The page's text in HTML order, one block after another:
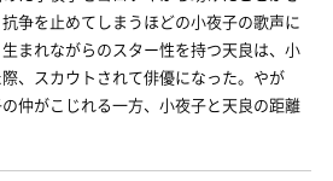
争を止めてしまうほどの小夜子の歌声に
まれながらのスター性を持つ天良は、小
、スカウトされて俳優になった。やが
仲がこじれる一方、小夜子と天良の距離